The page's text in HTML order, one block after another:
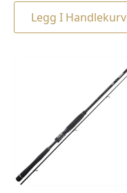
Legg I Handlekurv